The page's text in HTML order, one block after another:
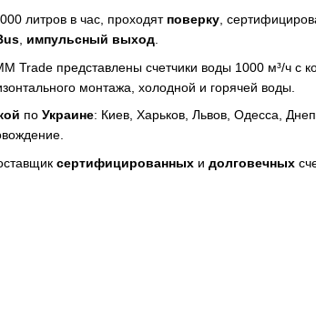
литров в час, проходят поверку,
, импульсный выход.
Trade представлены счетчики воды 1000 м³/ч с
монтажа, холодной и горячей воды.
по Украине: Киев, Харьков, Львов, Одесса,
сертифицированных и долговечных